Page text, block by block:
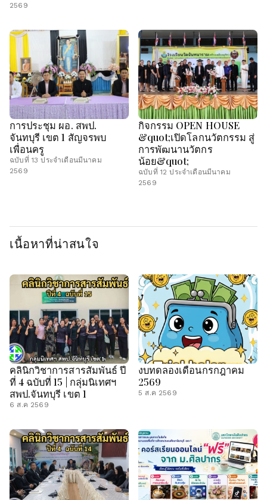
2569
การประชุม ผอ. สพป.
จันทบุรี เขต 1 สัญจรพบ
เพื่อนครู
ฉบับที่ 13 ประจำเดือนมีนาคม
2569
กิจกรรม OPEN HOUSE
&quot;เปิดโลกนวัตกรรม สู่
การพัฒนานวัตกร
น้อย&quot;
ฉบับที่ 12 ประจำเดือนมีนาคม
2569
เนื้อหาที่น่าสนใจ
คลินิกวิชาการสารสัมพันธ์ ปี
ที่ 4 ฉบับที่ 15 | กลุ่มนิเทศฯ
สพป.จันทบุรี เขต 1
6 ส.ค 2569
งบทดลองเดือนกรกฎาคม
2569
5 ส.ค 2569